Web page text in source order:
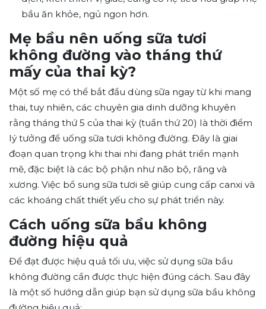
bầu ăn khỏe, ngủ ngon hơn.
Mẹ bầu nên uống sữa tươi
không đường vào tháng thứ
mấy của thai kỳ?
Một số mẹ có thể bắt đầu dùng sữa ngay từ khi mang
thai, tuy nhiên, các chuyên gia dinh dưỡng khuyên
rằng tháng thứ 5 của thai kỳ (tuần thứ 20) là thời điểm
lý tưởng để uống sữa tươi không đường. Đây là giai
đoạn quan trọng khi thai nhi đang phát triển mạnh
mẽ, đặc biệt là các bộ phận như não bộ, răng và
xương. Việc bổ sung sữa tươi sẽ giúp cung cấp canxi và
các khoáng chất thiết yếu cho sự phát triển này.
Cách uống sữa bầu không
đường hiệu quả
Để đạt được hiệu quả tối ưu, việc sử dụng sữa bầu
không đường cần được thực hiện đúng cách. Sau đây
là một số hướng dẫn giúp bạn sử dụng sữa bầu không